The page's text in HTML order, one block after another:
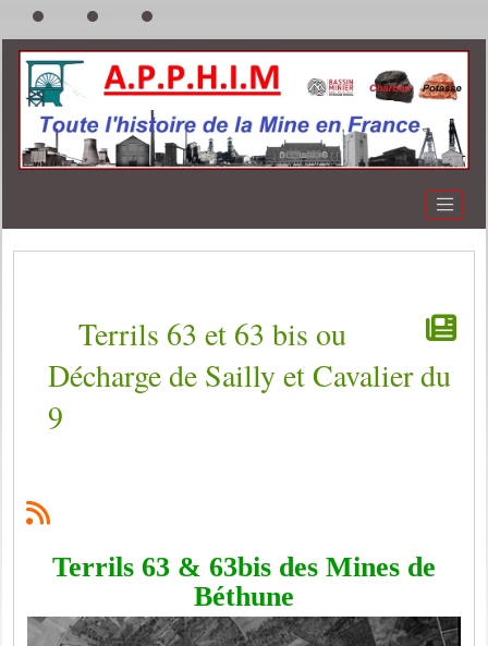
Terrils 63 et 63 bis ou
Décharge de Sailly et Cavalier du
9
Terrils 63 & 63bis des Mines de
Béthune